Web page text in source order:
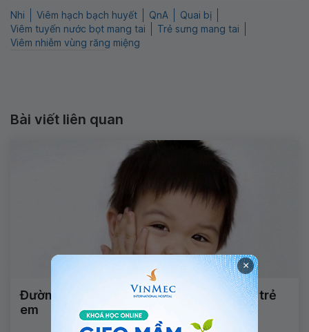
Nhi Viêm hạch bạch huyết QnA
Quai bị
Viêm tuyến nước bọt mang tai
Trẻ sưng mang tai
Viêm nhiễm vùng răng miệng
Bài viết liên quan
Đường lây và triệu chứng bệnh quai bị ở trẻ
em
×